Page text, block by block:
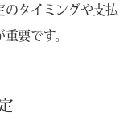
のタイミングや支払
要です。